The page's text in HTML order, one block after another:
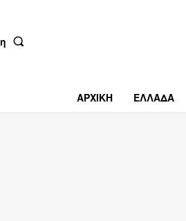
ΑΡΧΙΚΗ ΕΛΛΑΔΑ